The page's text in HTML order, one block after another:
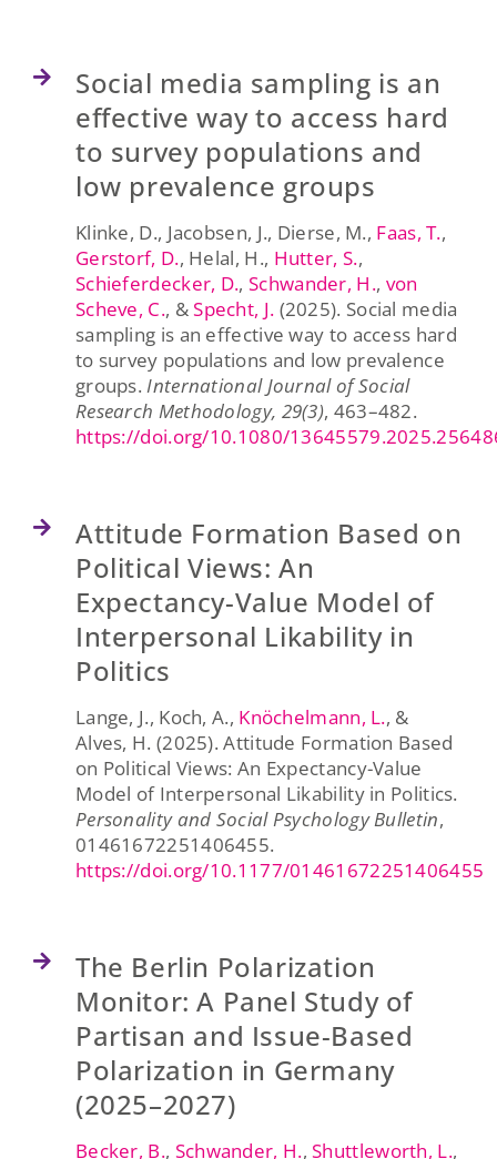
Social media sampling is an
effective way to access hard
to survey populations and
low prevalence groups
Klinke, D., Jacobsen, J., Dierse, M., Faas, T.,
Gerstorf, D., Helal, H., Hutter, S.,
Schieferdecker, D., Schwander, H., von
Scheve, C., &Specht, J. (2025). Social media
sampling is an effective way to access hard
to survey populations and low prevalence
groups.International Journal of Social
Research Methodology, 29(3), 463–482.
https://doi.org/10.1080/
Attitude Formation Based on
Political Views: An
Expectancy-Value Model of
Interpersonal Likability in
Politics
Lange, J., Koch, A., Knöchelmann, L., &
Alves, H. (2025). Attitude Formation Based
on Political Views: An Expectancy-Value
Model of Interpersonal Likability in Politics.
Personality and Social Psychology Bulletin,
01461672251406455.
https://doi.org/10.1177/01461672251406455
The Berlin Polarization
Monitor: A Panel Study of
Partisan and Issue-Based
Polarization in Germany
(2025–2027)
Becker, B., Schwander, H.,Shuttleworth, L.,